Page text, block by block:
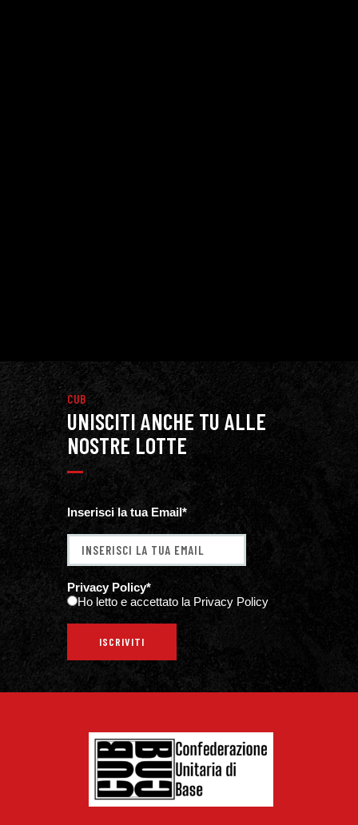
CUB
UNISCITI ANCHE TU ALLE
NOSTRE LOTTE
Inserisci la tua Email*
Privacy Policy*
Ho letto e accettato la Privacy Policy
ISCRIVITI